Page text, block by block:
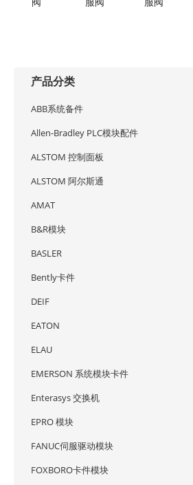
阀 服阀 服阀
产品分类
ABB系统备件
Allen-Bradley PLC模块配件
ALSTOM 控制面板
ALSTOM 阿尔斯通
AMAT
B&R模块
BASLER
Bently卡件
DEIF
EATON
ELAU
EMERSON 系统模块卡件
Enterasys 交换机
EPRO 模块
FANUC伺服驱动模块
FOXBORO卡件模块